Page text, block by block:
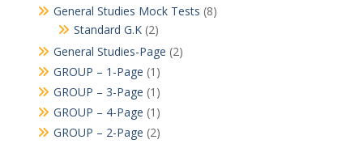
General Studies Mock Tests (8)
Standard G.K(2)
General Studies-Page (2)
GROUP – 1-Page (1)
GROUP – 3-Page (1)
GROUP – 4-Page (1)
GROUP – 2-Page (2)